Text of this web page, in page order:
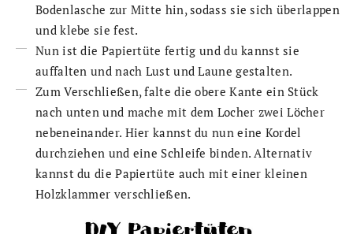
Bodenlasche zur Mitte hin, sodass sie sich überlappen
und klebe sie fest.
Nun ist die Papiertüte fertig und du kannst sie
auffalten und nach Lust und Laune gestalten.
Zum Verschließen, falte die obere Kante ein Stück
nach unten und mache mit dem Locher zwei Löcher
nebeneinander. Hier kannst du nun eine Kordel
durchziehen und eine Schleife binden. Alternativ
kannst du die Papiertüte auch mit einer kleinen
Holzklammer verschließen.